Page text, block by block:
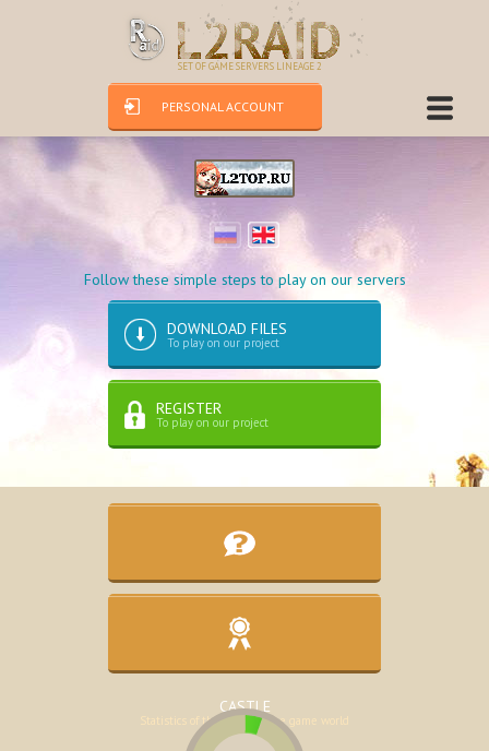
SET OF GAME SERVERS LINEAGE 2
PERSONAL ACCOUNT
Follow these simple steps to play on our servers
DOWNLOAD FILES
To play on our project
REGISTER
To play on our project
Assistance in the development of the
character
CASTLE
Statistics of the lands of the game world